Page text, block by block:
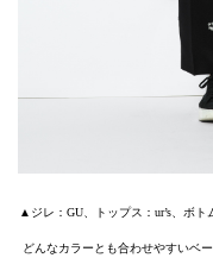
▲ジレ：GU、トップス：ur’s、ボ
どんなカラーとも合わせやすいベ